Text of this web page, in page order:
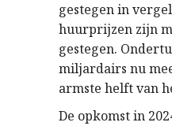
gestegen in
huurprijzen zijn
gestegen.
miljardairs nu
armste helft van
De opkomst in